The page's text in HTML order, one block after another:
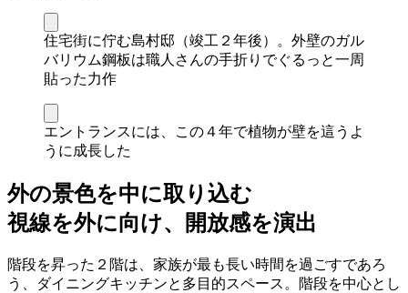
住宅街に佇む島村邸（竣工２年後）。外壁のガル
バリウム鋼板は職人さんの手折りでぐるっと一周
貼った力作
エントランスには、この４年で植物が壁を這うよ
うに成長した
外の景色を中に取り込む
視線を外に向け、開放感を演出
階段を昇った２階は、家族が最も長い時間を過ごすであろ
う、ダイニングキッチンと多目的スペース。階段を中心とし